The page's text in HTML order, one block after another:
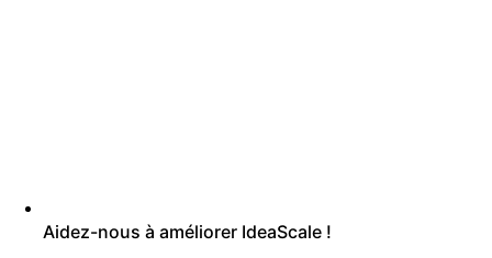
Aidez-nous à améliorer IdeaScale !